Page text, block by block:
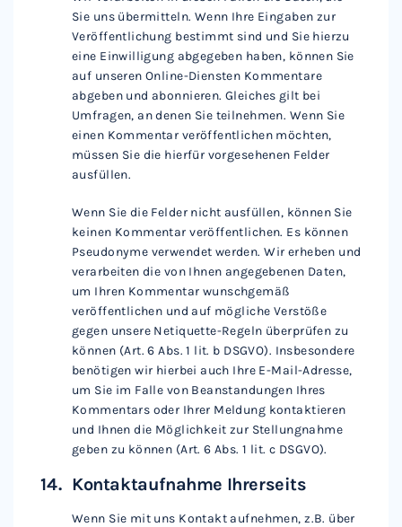
Sie uns übermitteln. Wenn Ihre Eingaben zur
Veröffentlichung bestimmt sind und Sie hierzu
eine Einwilligung abgegeben haben, können Sie
auf unseren Online-Diensten Kommentare
abgeben und abonnieren. Gleiches gilt bei
Umfragen, an denen Sie teilnehmen. Wenn Sie
einen Kommentar veröffentlichen möchten,
müssen Sie die hierfür vorgesehenen Felder
ausfüllen.
Wenn Sie die Felder nicht ausfüllen, können Sie
keinen Kommentar veröffentlichen. Es können
Pseudonyme verwendet werden. Wir erheben und
verarbeiten die von Ihnen angegebenen Daten,
um Ihren Kommentar wunschgemäß
veröffentlichen und auf mögliche Verstöße
gegen unsere Netiquette-Regeln überprüfen zu
können (Art. 6 Abs. 1 lit. b DSGVO). Insbesondere
benötigen wir hierbei auch Ihre E-Mail-Adresse,
um Sie im Falle von Beanstandungen Ihres
Kommentars oder Ihrer Meldung kontaktieren
und Ihnen die Möglichkeit zur Stellungnahme
geben zu können (Art. 6 Abs. 1 lit. c DSGVO).
Kontaktaufnahme Ihrerseits
Wenn Sie mit uns Kontakt aufnehmen, z.B. über